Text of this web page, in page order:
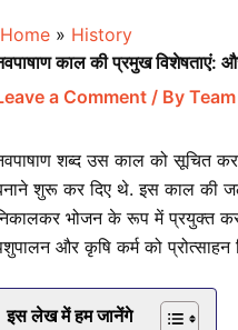
Home » History
काल की प्रमुख विशेषताएं:
a Comment / By
शब्द उस काल को सूचित
शुरू कर दिए थे. इस काल की
भोजन के रूप में प्रयुक्त
और कृषि कर्म को
इस लेख में हम जानेंगे